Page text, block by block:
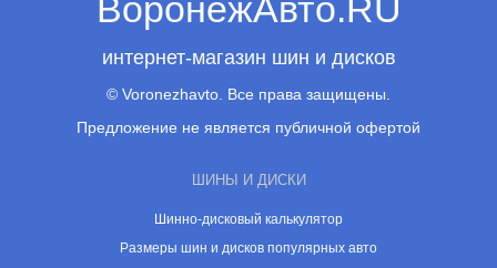
ВоронежАвто.RU
интернет-магазин шин и дисков
© Voronezhavto. Все права защищены.
Предложение не является публичной офертой
ШИНЫ И ДИСКИ
Шинно-дисковый калькулятор
Размеры шин и дисков популярных авто